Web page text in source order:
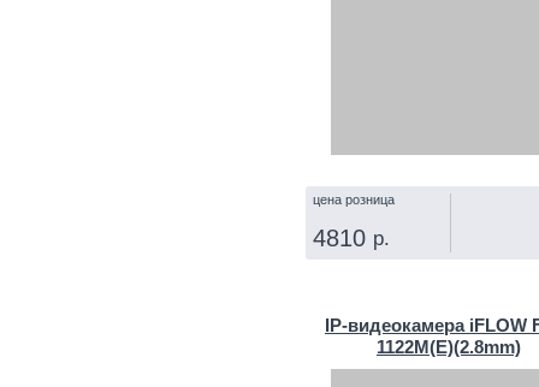
цена розница
4810 р.
IP‑видеокамера iFLOW
1122M(E)(2.8mm)